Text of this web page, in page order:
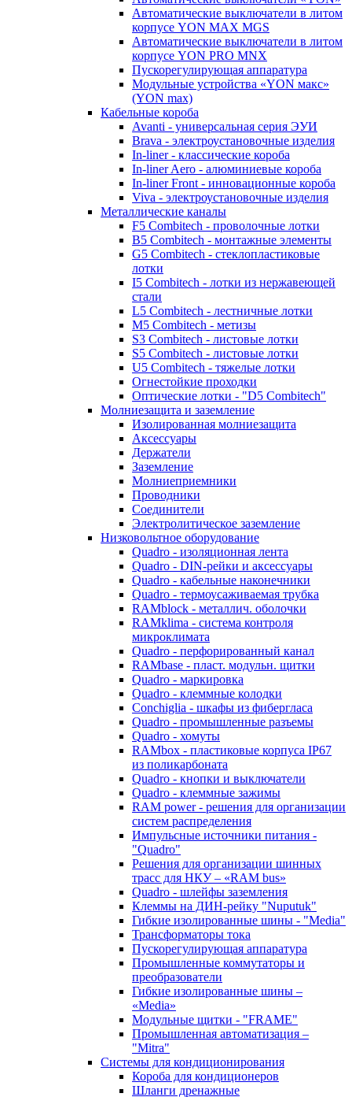
Автоматические выключатели в литом
корпусе YON MAX MGS
Автоматические выключатели в литом
корпусе YON PRO MNX
Пускорегулирующая аппаратура
Модульные устройства «YON макс»
(YON max)
Кабельные короба
Avanti - универсальная серия ЭУИ
Brava - электроустановочные изделия
In-liner - классические короба
In-liner Aero - алюминиевые короба
In-liner Front - инновационные короба
Viva - электроустановочные изделия
Металлические каналы
F5 Combitech - проволочные лотки
B5 Combitech - монтажные элементы
G5 Combitech - стеклопластиковые
лотки
I5 Combitech - лотки из нержавеющей
стали
L5 Combitech - лестничные лотки
M5 Combitech - метизы
S3 Combitech - листовые лотки
S5 Combitech - листовые лотки
U5 Combitech - тяжелые лотки
Огнестойкие проходки
Оптические лотки - "D5 Combitech"
Молниезащита и заземление
Изолированная молниезащита
Аксессуары
Держатели
Заземление
Молниеприемники
Проводники
Соединители
Электролитическое заземление
Низковольтное оборудование
Quadro - изоляционная лента
Quadro - DIN-рейки и аксессуары
Quadro - кабельные наконечники
Quadro - термоусаживаемая трубка
RAMblock - металлич. оболочки
RAMklima - система контроля
микроклимата
Quadro - перфорированный канал
RAMbase - пласт. модульн. щитки
Quadro - маркировка
Quadro - клеммные колодки
Conchiglia - шкафы из фибергласа
Quadro - промышленные разъемы
Quadro - хомуты
RAMbox - пластиковые корпуса IP67
из поликарбоната
Quadro - кнопки и выключатели
Quadro - клеммные зажимы
RAM power - решения для организации
систем распределения
Импульсные источники питания -
"Quadro"
Решения для организации шинных
трасс для НКУ – «RAM bus»
Quadro - шлейфы заземления
Клеммы на ДИН-рейку "Nuputuk"
Гибкие изолированные шины - "Media"
Трансформаторы тока
Пускорегулирующая аппаратура
Промышленные коммутаторы и
преобразователи
Гибкие изолированные шины –
«Media»
Модульные щитки - "FRAME"
Промышленная автоматизация –
"Mitra"
Системы для кондиционирования
Короба для кондиционеров
Шланги дренажные